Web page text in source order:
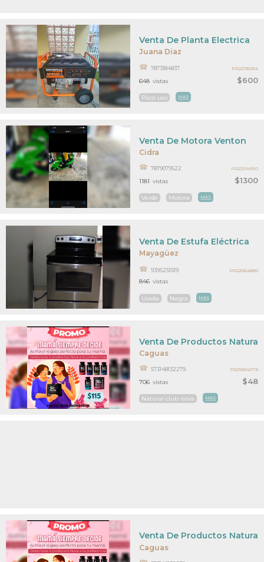
Juana Diaz
$600
Venta De Planta Electrica
7873184837
Poco uso MAS
648 vistas
PR22135054
Cidra
$1300
Venta De Motora Venton
7879079522
Verde Motora MAS
1181 vistas
PR22104910
Mayagüez
Venta De Estufa Eléctrica
9395251519
Usada Negra MAS
846 vistas
PR22064882
Caguas
$48
Venta De Productos
573148132279
Natural club nova MAS
706 vistas
PR21834079
Caguas
Venta De Productos